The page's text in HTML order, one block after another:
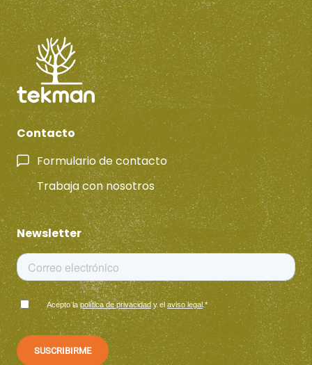
Contacto
Formulario de contacto
Trabaja con nosotros
Newsletter
Acepto lapolítica de privacidady el aviso legal.*